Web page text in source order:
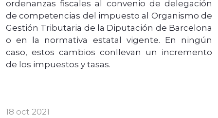
ordenanzas fiscales al convenio de delegación
de competencias del impuesto al Organismo de
Gestión Tributaria de la Diputación de Barcelona
o en la normativa estatal vigente. En ningún
caso, estos cambios conllevan un incremento
de los impuestos y tasas.
18 oct 2021